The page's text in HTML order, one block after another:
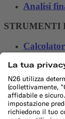
Analisi
STRUMENTI